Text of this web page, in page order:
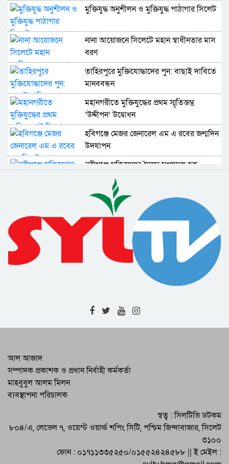
মুক্তিযুদ্ধ অনুশীলন ও মুক্তিযুদ্ধ পাঠাগার সিলেট
নানা আয়োজনে সিলেটে মহান স্বাধীনতার মাস
বরণ
তাহিরপুরে মুক্তিযোদ্ধাদের পুন: বাছাই দাবিতে
মানববন্ধন
মহানগরীতে মুক্তিযুদ্ধের প্রথম স্মৃতিস্তম্ভ
‘উদ্দীপন’ উদ্বোধন
হবিগঞ্জে মেজর জেনারেল এম এ রবের জন্মদিন
উদযাপন
নবীগঞ্জে মুক্তিযোদ্ধা সৈয়দ মশহুদুল হক
ইন্তেকাল : রাষ্ট্রীয় মর্যাদায় দাফন
শহীদ মুক্তিযোদ্ধা গিয়াস উদ্দিন আহমদের মা
জয়তেরা বিবির ইন্তেকাল
নবীগঞ্জে মুক্তিযোদ্ধা দেওয়ান মাহবুবুর রব সাদী
স্মরণে শোকসভা অনুষ্ঠিত
সাবেক সিবিএ নেতা বীর মুক্তিযোদ্ধা মো
আবদুল হকের ইন্তেকাল
মুক্তিযোদ্ধা বাদশা মিয়ার মৃত্যুতে বিএনপি সহ
সন্তান কমান্ডের কমিটি বিলুপ্ত ঘোষণা
মুক্তিযোদ্ধাদের মধ্যে মুক্তিযোদ্ধা সংসদের বস্ত্র
বিতরণ
আল আজাদ
সম্পাদক প্রকাশক ও প্রধান নির্বাহী কর্মকর্তা
মাহবুবুল আলম মিলন
ব্যবস্থাপনা পরিচালক
স্বত্ব : সিলটিভি ডটকম
৮০৪/এ, লেভেল ৭, ওয়েস্ট ওয়ার্ল্ড শপিং সিটি, পশ্চিম জিন্দাবাজার, সিলেট
৩১০০
ফোন : ০১৭১১৩৩৫২৫০/০১৫৫২৪২৪৫৮৮ || ই মেইল :